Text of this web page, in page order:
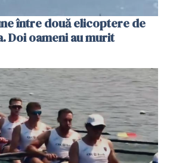
între două elicoptere de
Doi oameni au murit